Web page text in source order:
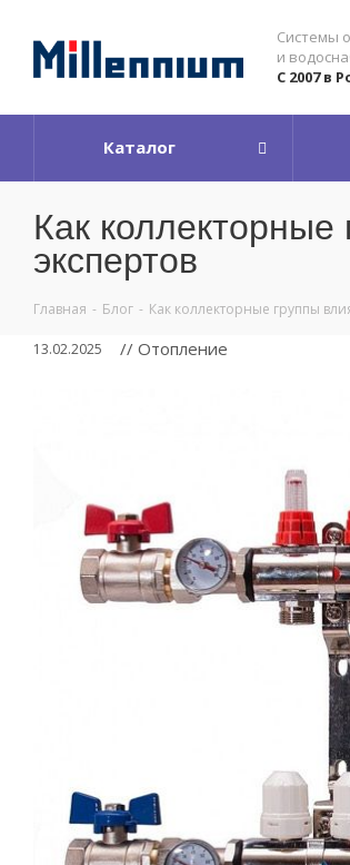
Системы
и
С 2007 в
Каталог
Как
экспертов
Главная - Блог - Как коллекторные группы
13.02.2025 // Отопление